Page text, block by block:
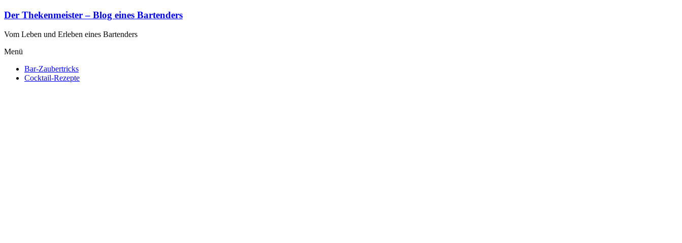
Zum
springen
Der Thekenmeister – Blog eines Bartenders
Vom Leben und Erleben eines Bartenders
Menü
Bar-Zaubertricks
Cocktail-Rezepte